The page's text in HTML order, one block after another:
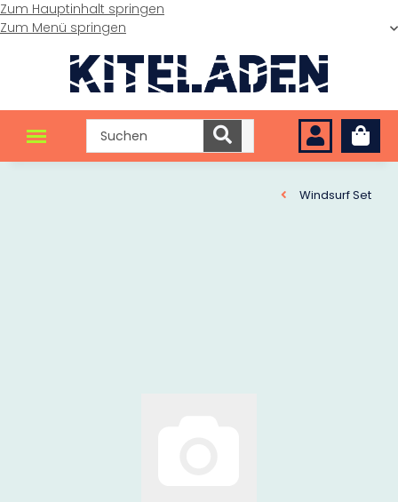
Zum Hauptinhalt springen
Zum Menü springen
Windsurf Set